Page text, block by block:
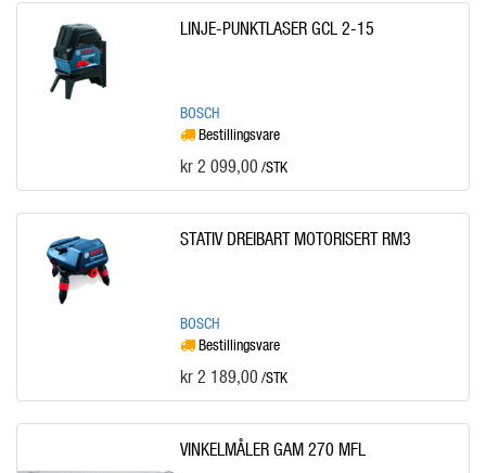
LINJE-PUNKTLASER GCL 2-15
BOSCH
Bestillingsvare
kr 2 099,00 /STK
STATIV DREIBART MOTORISERT RM3
BOSCH
Bestillingsvare
kr 2 189,00 /STK
VINKELMÅLER GAM 270 MFL